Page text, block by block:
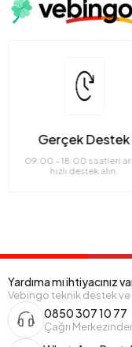
Bu yazıda;
3–6 yaş grubu
sunacağım ve
önerileri
göre hazırlanmıştır.
gelişimini doğrudan
Aktivite 1: Dokunma ve
Amaç: Çocuğun
geliştirmek.
Bu yaş için farklı doku
Gerçek Destek
09:00 - 18:00 saatleri
hızlı destek alın.
Yardıma mı ihtiyacınız
Vebingo teknik destek ve
0850 307 10 77
Çağrı